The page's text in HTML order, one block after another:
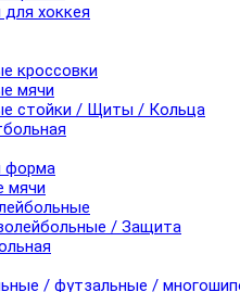
хоккея
кроссовки
мячи
стойки / Щиты / Кольца
форма
мячи
/ Защита
/ футзальные /